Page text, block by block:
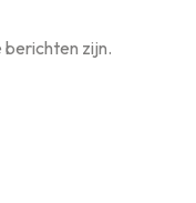
berichten zijn.